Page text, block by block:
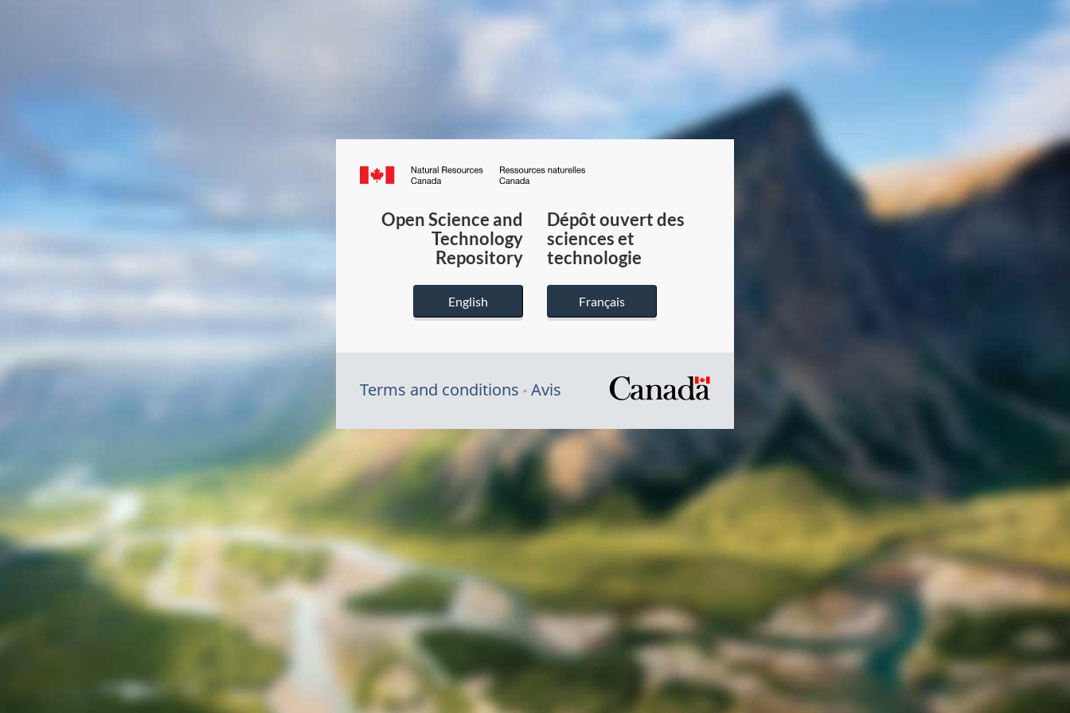
Canada.ca
du
Canada
Open Science and
Technology
Repository
English
Dépôt ouvert des
sciences et
technologie
Français
Terms and conditions Avis
/
gouvernement
du